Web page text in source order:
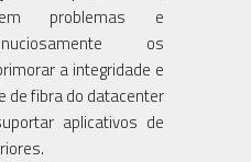
problemas e
os
a integridade e
de fibra do datacenter
aplicativos de